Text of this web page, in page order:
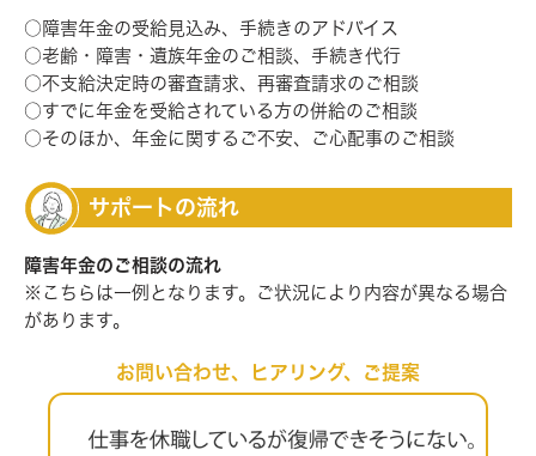
○障害年金の受給見込み、手続きのアドバイス
○老齢・障害・遺族年金のご相談、手続き代行
○不支給決定時の審査請求、再審査請求のご相談
○すでに年金を受給されている方の併給のご相談
○そのほか、年金に関するご不安、ご心配事のご相談
サポートの流れ
障害年金のご相談の流れ
※こちらは一例となります。ご状況により内容が異なる場合
があります。
お問い合わせ、ヒアリング、ご提案